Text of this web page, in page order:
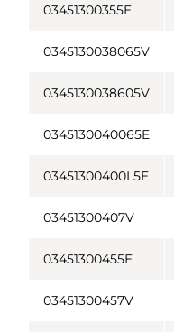
03451300355E
0345130038065V
0345130038605V
0345130040065E
03451300400L5E
03451300407V
03451300455E
03451300457V